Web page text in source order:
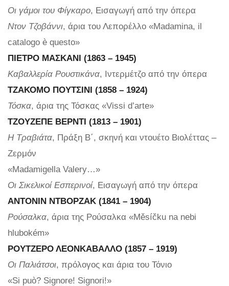
Οι γάμοι του Φίγκαρο, Εισαγωγή από την όπερα
Ντον Τζοβάννι, άρια του Λεπορέλλο «Madamina, il
catalogo è questo»
ΠΙΕΤΡΟ ΜΑΣΚΑΝΙ (1863 – 1945)
Καβαλλερία Ρουστικάνα, Ιντερμέτζο από την όπερα
ΤΖΑΚΟΜΟ ΠΟΥΤΣΙΝΙ (1858 – 1924)
Τόσκα, άρια της Τόσκας «Vissi d’arte»
ΤΖΟΥΖΕΠΕ ΒΕΡΝΤΙ (1813 – 1901)
Η Τραβιάτα, Πράξη Β΄, σκηνή και ντουέτο Βιολέττας –
Ζερμόν
«Madamigella Valery…»
Οι Σικελικοί Εσπερινοί, Εισαγωγή από την όπερα
ΑΝΤΟΝΙΝ ΝΤΒΟΡΖΑΚ (1841 – 1904)
Ρούσαλκα, άρια της Ρούσαλκα «Měsíčku na nebi
hlubokém»
ΡΟΥΤΖΕΡΟ ΛΕΟΝΚΑΒΑΛΛΟ (1857 – 1919)
Οι Παλιάτσοι, πρόλογος και άρια του Τόνιο
«Si può? Signore! Signori!»